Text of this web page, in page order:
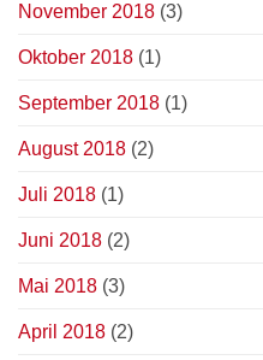
November 2018 (3)
Oktober 2018 (1)
September 2018 (1)
August 2018 (2)
Juli 2018 (1)
Juni 2018 (2)
Mai 2018 (3)
April 2018 (2)